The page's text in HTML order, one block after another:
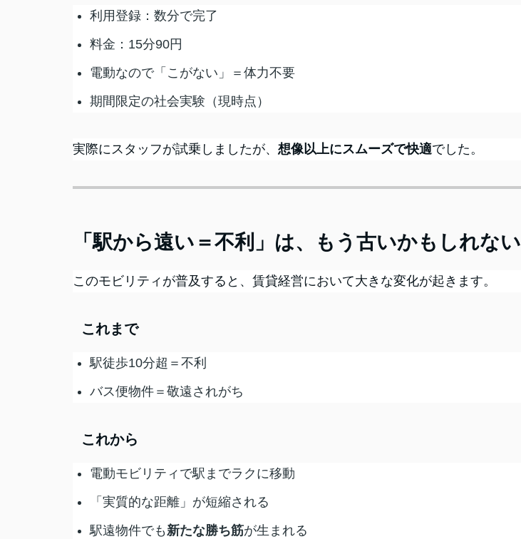
利用登録：数分で完了
料金：15分90円
電動なので「こがない」＝体力不要
期間限定の社会実験（現時点）
実際にスタッフが試乗しましたが、 想像以上にスムーズで快適でした。
「駅から遠い＝不利」は、もう古いかもしれない
このモビリティが普及すると、賃貸経営において大きな変化が起きます。
これまで
駅徒歩10分超＝不利
バス便物件＝敬遠されがち
これから
電動モビリティで駅までラクに移動
「実質的な距離」が短縮される
駅遠物件でも新たな勝ち筋が生まれる